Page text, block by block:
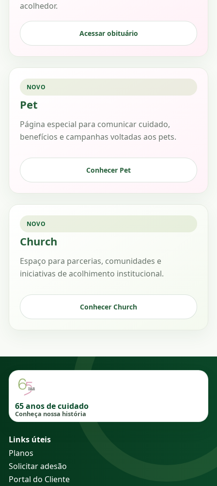
acolhedor.
Acessar obituário
NOVO
Pet
Página especial para comunicar cuidado,
benefícios e campanhas voltadas aos pets.
Conhecer Pet
NOVO
Church
Espaço para parcerias, comunidades e
iniciativas de acolhimento institucional.
Conhecer Church
65 anos de cuidado
Conheça nossa história
Links úteis
Planos
Solicitar adesão
Portal do Cliente